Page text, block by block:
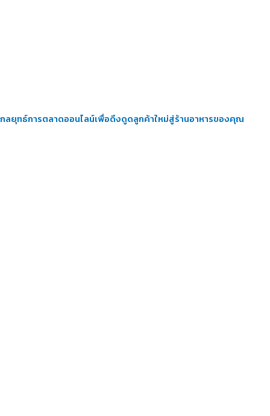
กลยุทธ์การตลาดออนไลน์เพื่อดึงดูดลูกค้าใหม่สู่ร้านอาหารของคุณ